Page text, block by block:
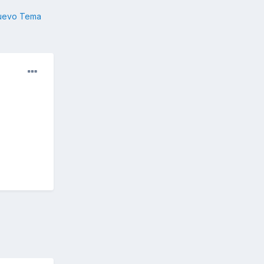
Tema